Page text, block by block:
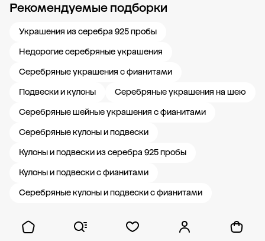
Рекомендуемые подборки
Украшения из серебра 925 пробы
Недорогие серебряные украшения
Серебряные украшения с фианитами
Подвески и кулоны
Серебряные украшения на шею
Серебряные шейные украшения с фианитами
Серебряные кулоны и подвески
Кулоны и подвески из серебра 925 пробы
Кулоны и подвески с фианитами
Серебряные кулоны и подвески с фианитами
Показать ещё
Новости компании Журнал ЗОЛОТОЙ Блог